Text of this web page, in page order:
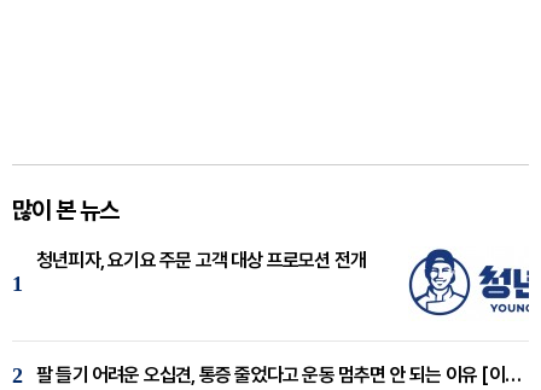
많이 본 뉴스
1
청년피자, 요기요 주문 고객 대상 프로모션 전개
2 팔 들기 어려운 오십견, 통증 줄었다고 운동 멈추면 안 되는 이유 [이병욱 원장 칼럼]